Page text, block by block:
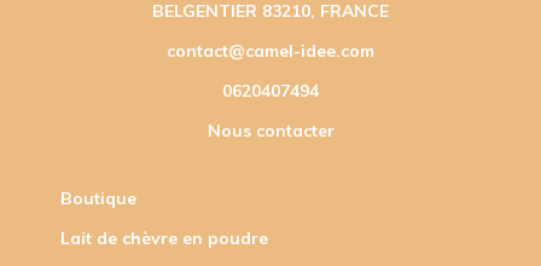
BELGENTIER 83210, FRANCE
contact@camel-idee.com
0620407494
Nous contacter
Boutique
Lait de chèvre en poudre